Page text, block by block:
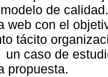
de
web con el
tácito
caso de
propuesta.